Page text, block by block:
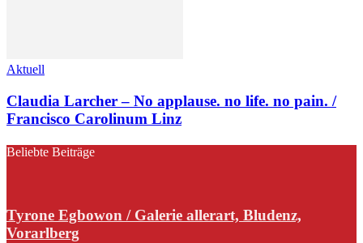
Aktuell
Claudia Larcher – No applause. no life. no pain. /
Francisco Carolinum Linz
Beliebte Beiträge
Tyrone Egbowon / Galerie allerart, Bludenz,
Vorarlberg